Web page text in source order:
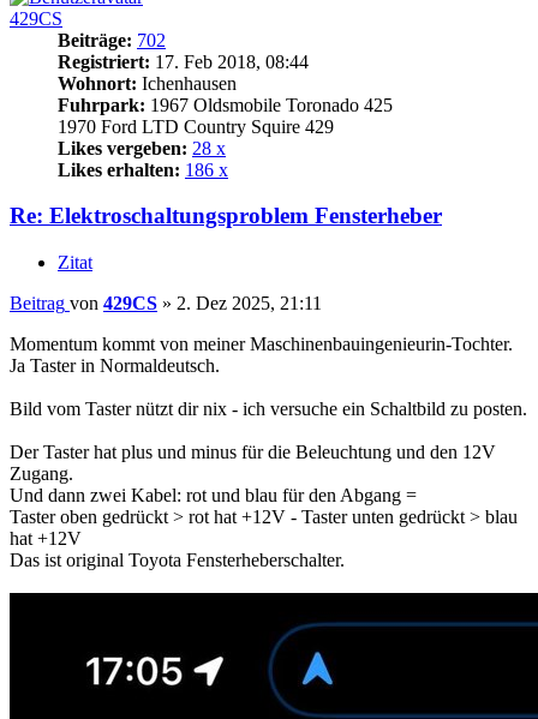
429CS
Beiträge: 702
Registriert: 17. Feb 2018, 08:44
Wohnort: Ichenhausen
Fuhrpark: 1967 Oldsmobile Toronado 425
1970 Ford LTD Country Squire 429
Likes vergeben: 28 x
Likes erhalten: 186 x
Re: Elektroschaltungsproblem Fensterheber
Zitat
Beitrag von 429CS » 2. Dez 2025, 21:11
Momentum kommt von meiner Maschinenbauingenieurin-Tochter.
Ja Taster in Normaldeutsch.
Bild vom Taster nützt dir nix - ich versuche ein Schaltbild zu posten.
Der Taster hat plus und minus für die Beleuchtung und den 12V
Zugang.
Und dann zwei Kabel: rot und blau für den Abgang =
Taster oben gedrückt > rot hat +12V - Taster unten gedrückt > blau
hat +12V
Das ist original Toyota Fensterheberschalter.